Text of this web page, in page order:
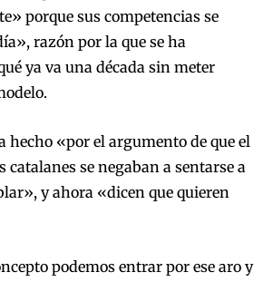
porque sus competencias se
razón por la que se ha
ya va una década sin meter
hecho «por el argumento de que el
se negaban a sentarse a
y ahora «dicen que quieren
podemos entrar por ese aro y